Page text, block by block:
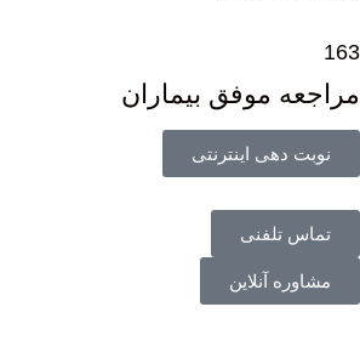
163
مراجعه موفق بیماران
نوبت دهی اینترنتی
تماس تلفنی
مشاوره آنلاین